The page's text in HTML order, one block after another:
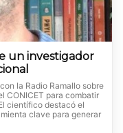
un investigador
la Radio Ramallo sobre
CONICET para combatir
científico destacó el
clave para generar